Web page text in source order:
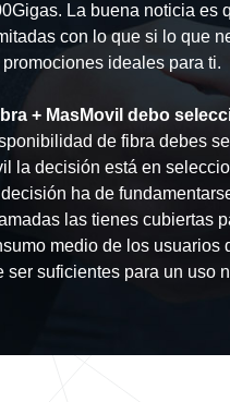
La buena noticia es
con lo que si lo que
ideales para ti.
+ MasMovil debo
de fibra debes
la decisión está en
ha de
las tienes cubiertas
medio de los usuarios
ser suficientes para un uso